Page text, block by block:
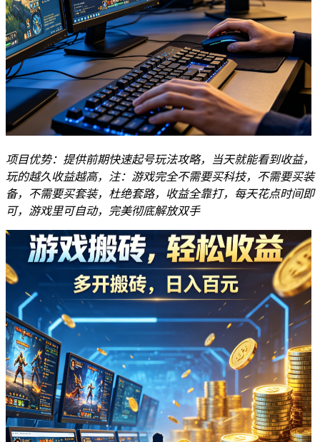
项目优势：提供前期快速起号玩法攻略，当天就能看到收益，
玩的越久收益越高，注：游戏完全不需要买科技，不需要买装
备，不需要买套装，杜绝套路，收益全靠打，每天花点时间即
可，游戏里可自动，完美彻底解放双手